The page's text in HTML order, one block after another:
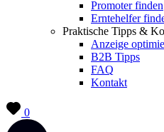
Promoter finden
Erntehelfer
Praktische Tipps &
Anzeige
B2B Tipps
FAQ
Kontakt
0